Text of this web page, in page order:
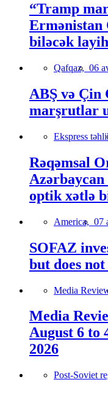
“Tramp
Ermənistan
biləcək
Qafqaz, 06
ABŞ və Çin
marşrutlar
Ekspress
Rəqəmsal
optik xətlə
America, 07
SOFAZ
but does
Media
Media
August 6 to
2026
Post-Soviet